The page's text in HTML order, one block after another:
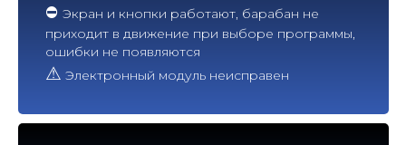
⛔ Экран и кнопки работают, барабан не
приходит в движение при выборе программы,
ошибки не появляются
⚠ Электронный модуль неисправен